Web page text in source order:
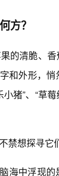
方？
的清脆、香
和外形，
猪”、“草
想探寻它
海中浮现